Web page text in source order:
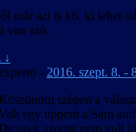
már azt is kb. ki lehet
van szó.
↓
- 2016. szept. 8. -
Köszönöm szépen a
egy tippem a Sam
De ezek szerint nem volt